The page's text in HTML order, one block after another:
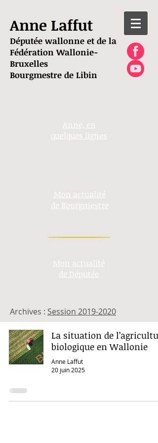
Anne Laffut
Députée wallonne et de la
Fédération Wallonie-
Bruxelles
Bourgmestre de Libin
La situation de
biologique en Wallonie
Anne Laffut
20 juin 2025
Anne, en
quelques lignes
Mon actualité
de Bourgmestre
Mon actualité
de Députée
Archives : Session 2019-2020